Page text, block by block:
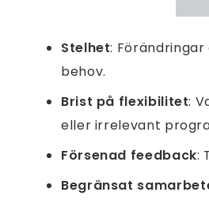
Stelhet:
behov.
Brist på flexibilitet:
eller irrelevant
Försenad feedback:
Begränsat